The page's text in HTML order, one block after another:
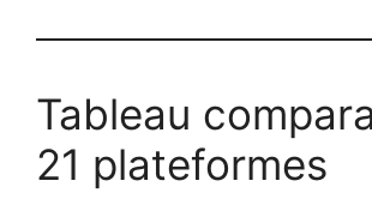
Tableau
21 plateformes